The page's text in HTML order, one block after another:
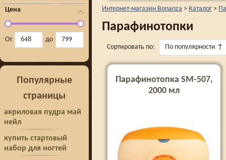
Цена
От до
Популярные
страницы
акриловая пудра май
нейл
купить стартовый
набор для ногтей
Интернет-магазин Bonanza > Каталог >
Парафинотопки
Сортировать по: По популярности ↑
Парафинотопка SM-507,
2000 мл